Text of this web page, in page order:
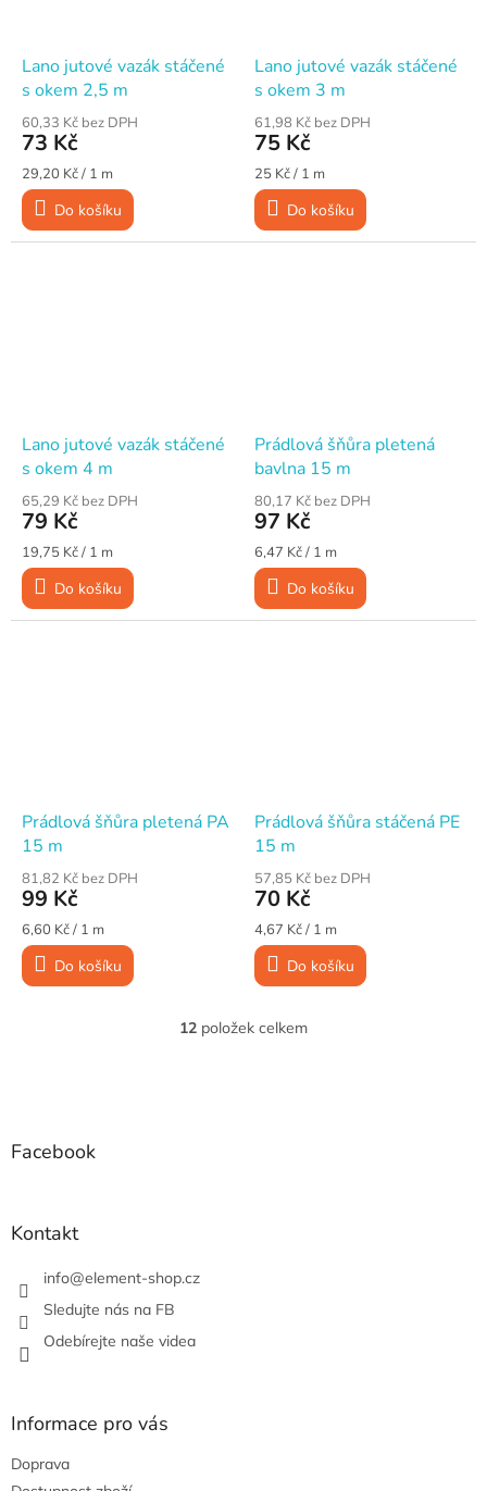
Lano jutové vazák stáčené
s okem 2,5 m
60,33 Kč bez DPH
73 Kč
Měrná
cena:
29,20 Kč / 1 m
Do košíku
Lano jutové vazák stáčené
s okem 3 m
61,98 Kč bez DPH
75 Kč
Měrná
cena:
25 Kč / 1 m
Do košíku
Lano jutové vazák stáčené
s okem 4 m
65,29 Kč bez DPH
79 Kč
Měrná
cena:
19,75 Kč / 1 m
Do košíku
Prádlová šňůra pletená
bavlna 15 m
80,17 Kč bez DPH
97 Kč
Měrná
cena:
6,47 Kč / 1 m
Do košíku
Prádlová šňůra pletená PA
15 m
81,82 Kč bez DPH
99 Kč
Měrná
cena:
6,60 Kč / 1 m
Do košíku
Prádlová šňůra stáčená PE
15 m
57,85 Kč bez DPH
70 Kč
Měrná
cena:
4,67 Kč / 1 m
Do košíku
O
12 položek celkem
Facebook
Kontakt
info@element-shop.cz
Sledujte nás na FB
Odebírejte naše videa
Informace pro vás
Doprava